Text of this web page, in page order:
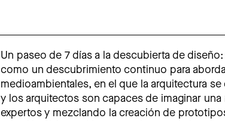
Un paseo de 7 días a la descubierta de
como un descubrimiento continuo para
medioambientales, en el que la arquitectura
y los arquitectos son capaces de imaginar
expertos y mezclando la creación de